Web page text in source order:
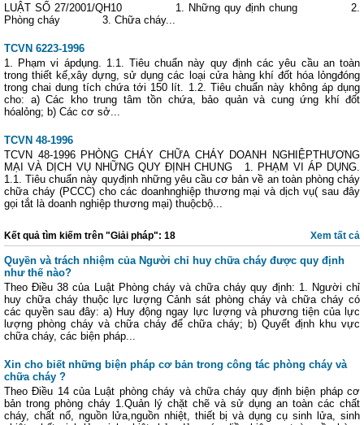
LUẬT SỐ 27/2001/QH10 1. Những quy định chung 2.
Phòng cháy 3. Chữa cháy...
TCVN 6223-1996
1. Phạm vi ápdụng. 1.1. Tiêu chuẩn này quy định các yêu cầu an toàn
trong thiết kế,xây dựng, sử dụng các loại cửa hàng khí đốt hóa lỏngđóng
trong chai dung tích chứa tới 150 lít. 1.2. Tiêu chuẩn này không áp dụng
cho: a) Các kho trung tâm tồn chứa, bảo quản và cung ứng khí đốt
hóalỏng; b) Các cơ sở...
TCVN 48-1996
TCVN 48-1996 PHÒNG CHÁY CHỮA CHÁY DOANH NGHIỆPTHƯƠNG
MẠI VÀ DỊCH VỤ NHỮNG QUY ĐỊNH CHUNG 1. PHẠM VI ÁP DỤNG.
1.1. Tiêu chuẩn này quyđịnh những yêu cầu cơ bản về an toàn phòng cháy
chữa cháy (PCCC) cho các doanhnghiệp thương mại và dịch vụ( sau đây
gọi tắt là doanh nghiệp thương mại) thuộcbộ...
Xem tất cả
Kết quả tìm kiếm trên "Giải pháp": 18
Quyền và trách nhiệm của Người chỉ huy chữa cháy được quy định
như thế nào?
Theo Điều 38 của Luật Phòng cháy và chữa cháy quy định: 1. Người chỉ
huy chữa cháy thuộc lực lượng Cảnh sát phòng cháy và chữa cháy có
các quyền sau đây: a) Huy động ngay lực lượng và phương tiện của lực
lượng phòng cháy và chữa cháy để chữa cháy; b) Quyết định khu vực
chữa cháy, các biện pháp...
Xin cho biết những biện pháp cơ bản trong công tác phòng cháy và
chữa cháy ?
Theo Điều 14 của Luật phòng cháy và chữa cháy quy định biện pháp cơ
bản trong phòng cháy 1.Quản lý chặt chẽ và sử dụng an toàn các chất
cháy, chất nổ, nguồn lửa,nguồn nhiệt, thiết bị và dụng cụ sinh lửa, sinh